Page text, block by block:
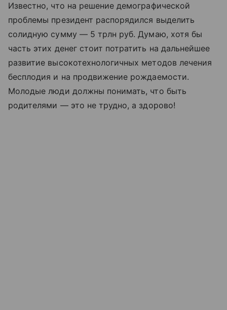
Известно, что на решение демографической
проблемы президент распорядился выделить
солидную сумму — 5 трлн руб. Думаю, хотя бы
часть этих денег стоит потратить на дальнейшее
развитие высокотехнологичных методов лечения
бесплодия и на продвижение рождаемости.
Молодые люди должны понимать, что быть
родителями — это не трудно, а здорово!